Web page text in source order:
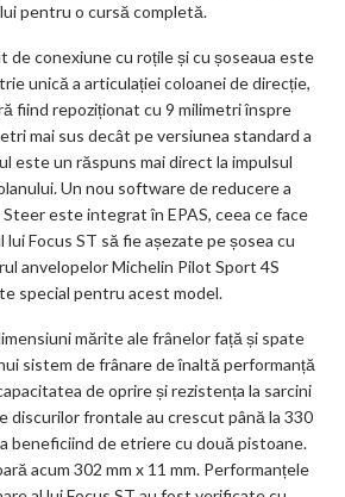
pentru o cursă completă.
de conexiune cu roțile și cu șoseaua este
unică a articulației coloanei de direcție,
fiind repoziționat cu 9 milimetri înspre
mai sus decât pe versiunea standard a
este un răspuns mai direct la impulsul
Un nou software de reducere a
este integrat în EPAS, ceea ce face
lui Focus ST să fie așezate pe șosea cu
anvelopelor Michelin Pilot Sport 4S
special pentru acest model.
mărite ale frânelor față și spate
sistem de frânare de înaltă performanță
de oprire și rezistența la sarcini
discurilor frontale au crescut până la 330
beneficiind de etriere cu două pistoane.
acum 302 mm x 11 mm. Performanțele